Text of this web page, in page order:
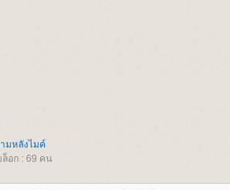
มหลังไมค์
อก : 69 คน